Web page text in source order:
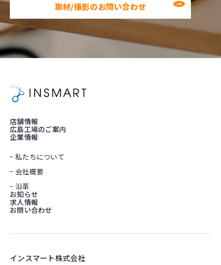
取材/撮影のお問い合わせ
店舗情報
広島工場のご案内
企業情報
私たちについて
会社概要
沿革
お知らせ
求人情報
お問い合わせ
インスマート株式会社